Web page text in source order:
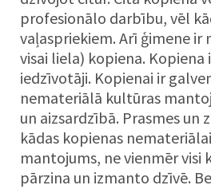
profesionālo darbību, vēl
vaļaspriekiem. Arī ģimene ir
visai liela) kopiena. Kopiena
iedzīvotāji. Kopienai ir
nemateriālā kultūras
un aizsardzībā. Prasmes un
kādas kopienas
mantojums, ne vienmēr visi
pārzina un izmanto dzīvē.